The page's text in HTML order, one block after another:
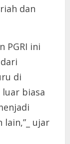
dan
PGRI ini
di
luar biasa
lain,”_ ujar